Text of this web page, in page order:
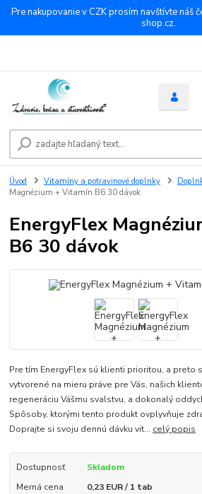
Pre nakupovanie v CZK prosím navštívte náš
shop.cz.
Úvod Vitamíny a potravinové doplnky
Magnézium + Vitamín B6 30 dávok
EnergyFlex
B6 30 dávok
Pre tím EnergyFlex sú klienti prioritou, a preto
vytvorené na mieru práve pre Vás, našich
regeneráciu Vášmu svalstvu, a dokonalý
Spôsoby, ktorými tento produkt ovplyvňuje
Doprajte si svoju dennú dávku vit... celý popis
Dostupnosť
Skladom
Merná cena
0,23 EUR / 1 tab